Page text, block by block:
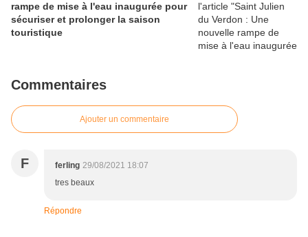
rampe de mise à l'eau inaugurée pour
sécuriser et prolonger la saison
touristique
Commentaires
Ajouter un commentaire
F ferling 29/08/2021 18:07
tres beaux
Répondre